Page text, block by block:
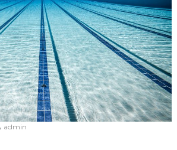
u
i
R
e
k
r
e
a
c
admin